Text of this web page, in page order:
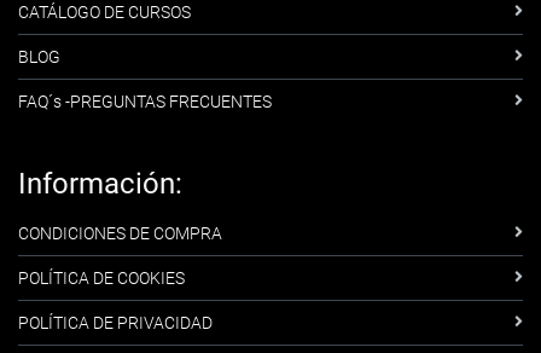
CATÁLOGO DE CURSOS
BLOG
FAQ´s -PREGUNTAS FRECUENTES
Información:
CONDICIONES DE COMPRA
POLÍTICA DE COOKIES
POLÍTICA DE PRIVACIDAD